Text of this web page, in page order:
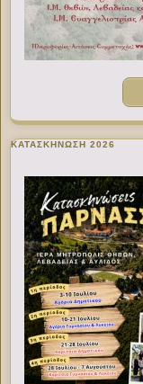
ΚΑΤΑΣΚΗΝΩΣΗ 2026